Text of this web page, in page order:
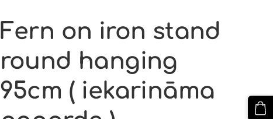
Fern on iron stand
round hanging
95cm ( iekarināma